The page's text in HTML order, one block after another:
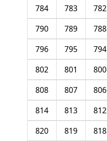
782
783
784
788
789
790
794
795
796
800
801
802
806
807
808
812
813
814
818
819
820